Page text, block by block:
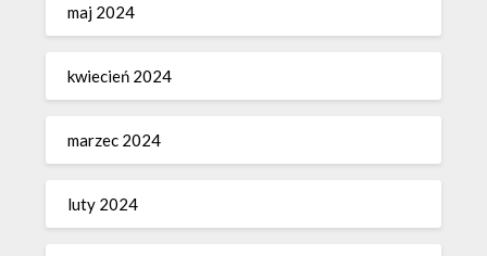
maj 2024
kwiecień 2024
marzec 2024
luty 2024